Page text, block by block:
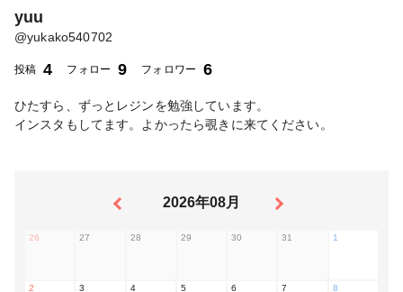
yuu
@yukako540702
投稿 4 フォロー 9 フォロワー 6
ひたすら、ずっとレジンを勉強しています。
インスタもしてます。よかったら覗きに来てください。
2026年08月
26 27 28 29 30 31 1
2 3 4 5 6 7 8